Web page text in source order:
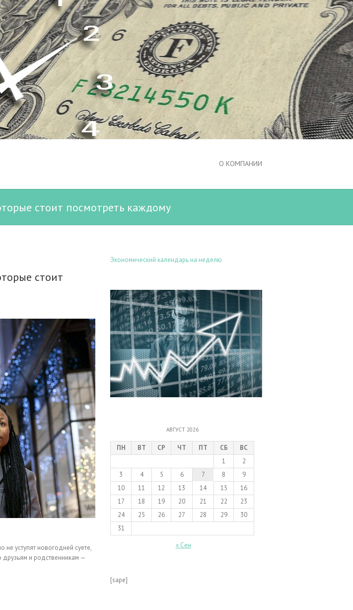
О КОМПАНИИ
стоит посмотреть каждому
стоит
уступят новогодней суете,
друзьям и родственникам —
Экономический календарь на неделю
АВГУСТ 2026
ПН ВТ СР ЧТ ПТ СБ
ВС
1
2
3
4 5 6 7 8
9
10
11 12 13 14 15
16
17
18 19 20 21 22
23
24
25 26 27 28 29
30
31
« Сен
[sape]